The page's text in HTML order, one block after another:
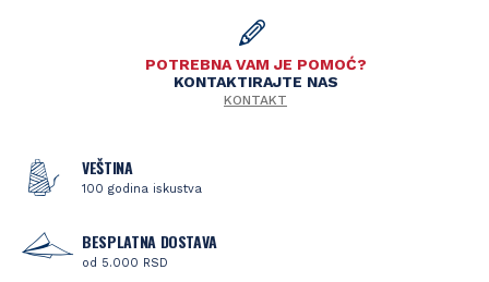
POTREBNA VAM JE POMOĆ?
KONTAKTIRAJTE NAS
KONTAKT
VEŠTINA
100 godina iskustva
BESPLATNA DOSTAVA
od 5.000 RSD